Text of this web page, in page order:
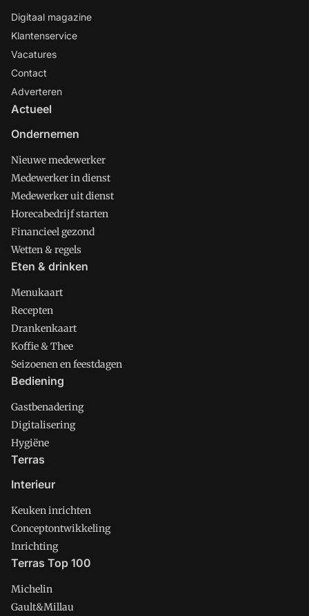
Digitaal magazine
Klantenservice
Vacatures
Contact
Adverteren
Actueel
Ondernemen
Nieuwe medewerker
Medewerker in dienst
Medewerker uit dienst
Horecabedrijf starten
Financieel gezond
Wetten & regels
Eten & drinken
Menukaart
Recepten
Drankenkaart
Koffie & Thee
Seizoenen en feestdagen
Bediening
Gastbenadering
Digitalisering
Hygiëne
Terras
Interieur
Keuken inrichten
Conceptontwikkeling
Inrichting
Terras Top 100
Michelin
Gault&Millau